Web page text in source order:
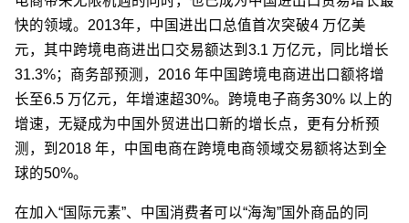
快的领域。2013年，中国进出口总值首次突破4 万亿美
元，其中跨境电商进出口交易额达到3.1 万亿元，同比增长
31.3%；商务部预测，2016 年中国跨境电商进出口额将增
长至6.5 万亿元，年增速超30%。跨境电子商务30% 以上的
增速，无疑成为中国外贸进出口新的增长点，更有分析预
测，到2018 年，中国电商在跨境电商领域交易额将达到全
球的50%。
在加入“国际元素”、中国消费者可以“海淘”国外商品的同